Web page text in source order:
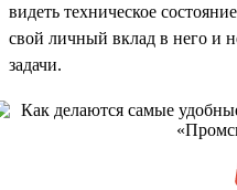
видеть техническое
свой личный вклад в него и
задачи.